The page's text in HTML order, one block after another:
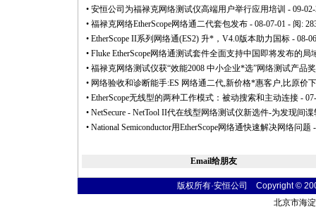
• 安恒公司为福禄克网络测试仪高端用户举行应用培训 - 09-
• 福禄克网络EtherScope网络通二代套包发布 - 08-07-01 - 阅:
• EtherScope II系列网络通(ES2) 升* ，V4.0版本助力国标 - 08-
• Fluke EtherScope网络通测试套件全面支持中国即将发布的局
• 福禄克网络测试仪获“效能2008 中小企业*选”网络测试产品奖
• 网络验收和诊断能手:ES 网络通二代,新价格*惠客户,比原价
• EtherScope无线型的两种工作模式：被动搜索和主动连接 -
• NetSecure - NetTool II代在线型网络测试仪新选件-为发现间
• National Semiconductor用EtherScope网络通快速解决网络问题
Email给朋友
版权所有·安恒公司 Copyright ©
北京市海